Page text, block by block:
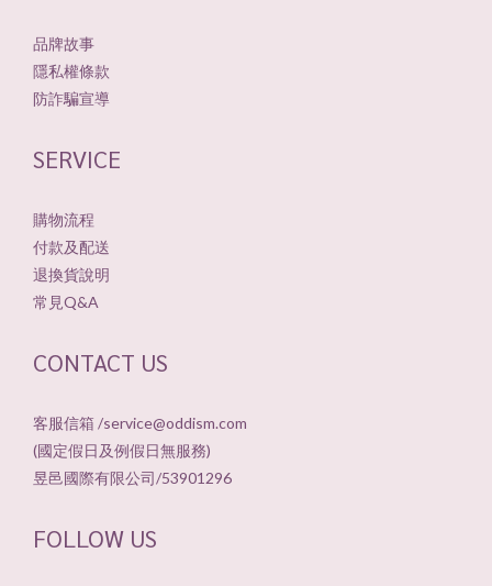
品牌故事
隱私權條款
防詐騙宣導
SERVICE
購物流程
付款及配送
退換貨說明
常見Q&A
CONTACT US
客服信箱 /service@oddism.com
(國定假日及例假日無服務)
昱邑國際有限公司/53901296
FOLLOW US